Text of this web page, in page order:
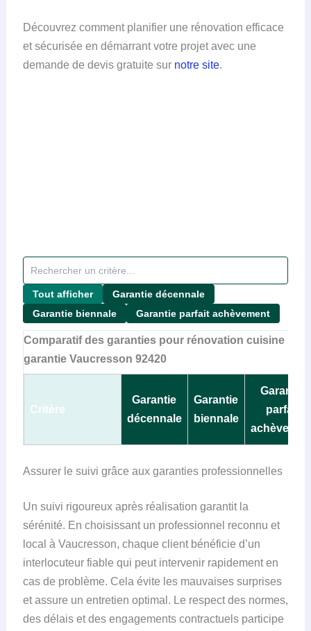
Découvrez comment planifier une rénovation efficace
et sécurisée en démarrant votre projet avec une
demande de devis gratuite sur notre site.
Tout afficher
Garantie décennale
Garantie biennale
Garantie parfait achèvement
Comparatif des garanties pour rénovation cuisine
garantie Vaucresson 92420
Critère
Garantie
décennale
Garantie
biennale
Garantie
parfait
Assurer le suivi grâce aux garanties professionnelles
Un suivi rigoureux après réalisation garantit la
sérénité. En choisissant un professionnel reconnu et
local à Vaucresson, chaque client bénéficie d’un
interlocuteur fiable qui peut intervenir rapidement en
cas de problème. Cela évite les mauvaises surprises
et assure un entretien optimal. Le respect des normes,
des délais et des engagements contractuels participe